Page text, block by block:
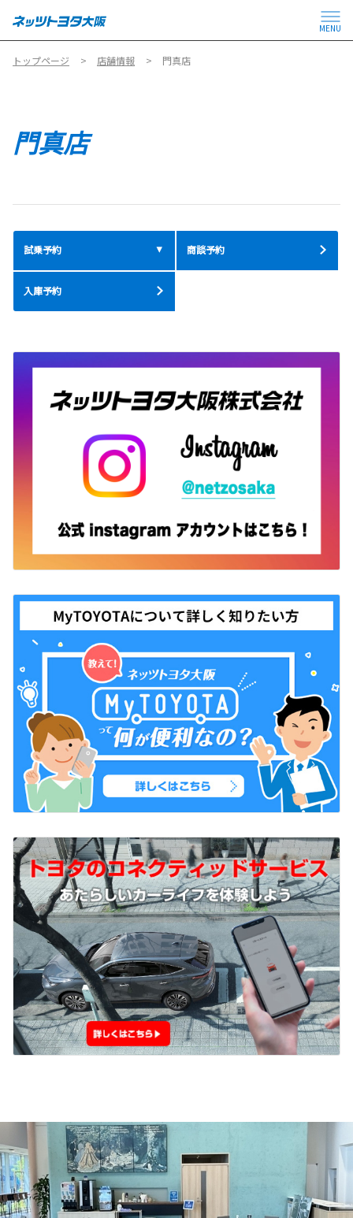
MENU
トップページ 店舗情報 門真店
門真店
試乗予約 商談予約
入庫予約